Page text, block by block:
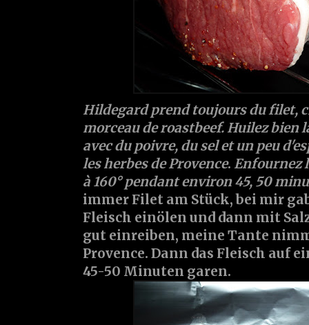
Hildegard prend toujours du filet,
morceau de roastbeef. Huilez bien
avec du poivre, du sel et un peu
les herbes de Provence. Enfournez
à 160° pendant environ 45, 50
immer Filet am Stück, bei mir
Fleisch einölen und dann mit
gut einreiben, meine Tante
Provence. Dann das Fleisch auf
45-50 Minuten garen.